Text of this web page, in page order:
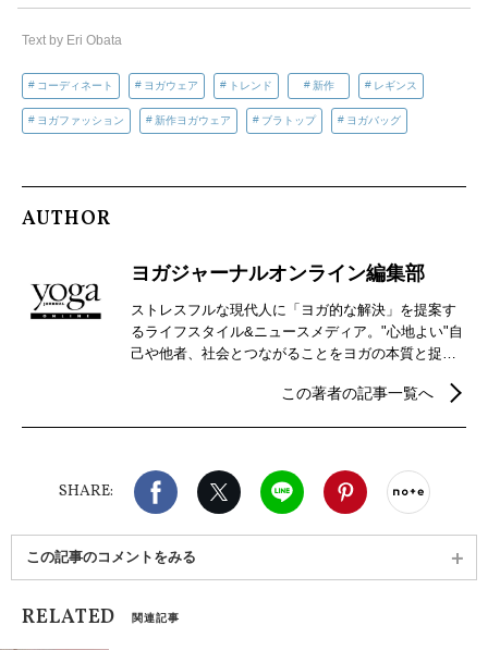
Text by Eri Obata
コーディネート ヨガウェア トレンド 新作 レギンス
ヨガファッション 新作ヨガウェア ブラトップ ヨガバッグ
AUTHOR
ヨガジャーナルオンライン編集部
ストレスフルな現代人に「ヨガ的な解決」を提案す
るライフスタイル&ニュースメディア。"心地よい"自
己や他者、社会とつながることをヨガの本質と捉
などウェルビーイングを実現するための情報を発
この著者の記事一覧へ
SHARE:
Facebook X（旧twitter）
LINE Pinterest
この記事のコメントをみる
RELATED 関連記事